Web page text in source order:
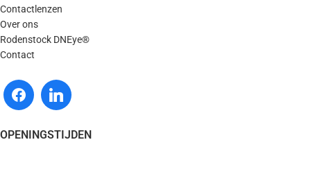
Contactlenzen
Over ons
Rodenstock DNEye®
Contact
OPENINGSTIJDEN